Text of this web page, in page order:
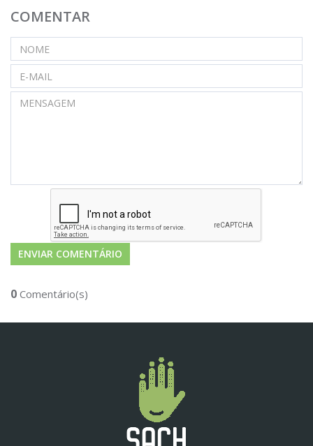
COMENTAR
0 Comentário(s)